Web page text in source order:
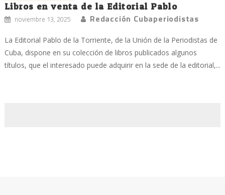
Libros en venta de la Editorial Pablo
noviembre 13, 2025 Redacción Cubaperiodistas
La Editorial Pablo de la Torriente, de la Unión de la Periodistas de
Cuba, dispone en su colección de libros publicados algunos
títulos, que el interesado puede adquirir en la sede de la editorial,...